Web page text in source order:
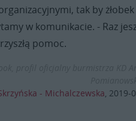
tak by żłobek
w komunikacie. - Raz
pomoc.
- Michalczewska 2019-